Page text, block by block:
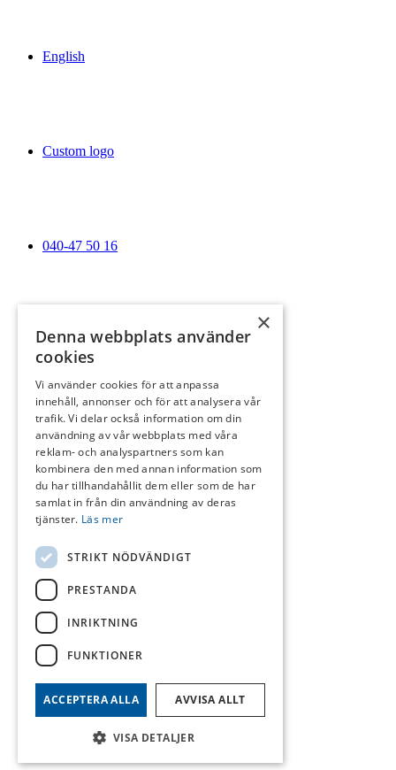
English
Custom logo
040-47 50 16
reception@flommensgk.se
Boka
Sök
Menu Menu
×
Denna webbplats använder
cookies
Vi använder cookies för att anpassa
innehåll, annonser och för att analysera vår
trafik. Vi delar också information om din
användning av vår webbplats med våra
reklam- och analyspartners som kan
kombinera den med annan information som
du har tillhandahållit dem eller som de har
samlat in från din användning av deras
tjänster. Läs mer
STRIKT NÖDVÄNDIGT
PRESTANDA
INRIKTNING
FUNKTIONER
ACCEPTERA ALLA AVVISA ALLT
VISA DETALJER